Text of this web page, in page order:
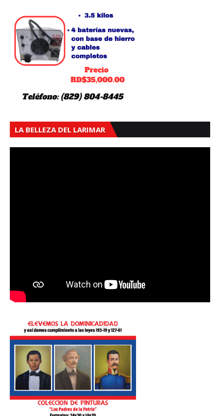
LA BELLEZA DEL LARIMAR